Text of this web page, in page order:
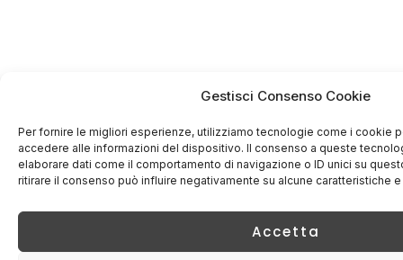
Gestisci Consenso Cookie
Per fornire le migliori esperienze, utilizziamo tecnologie come i cookie
accedere alle informazioni del dispositivo. Il consenso a queste
elaborare dati come il comportamento di navigazione o ID unici su
ritirare il consenso può influire negativamente su alcune caratteristiche
Accetta